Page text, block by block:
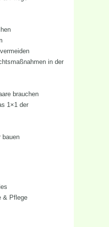
in der
brauchen
1×1 der
bauen
& Pflege